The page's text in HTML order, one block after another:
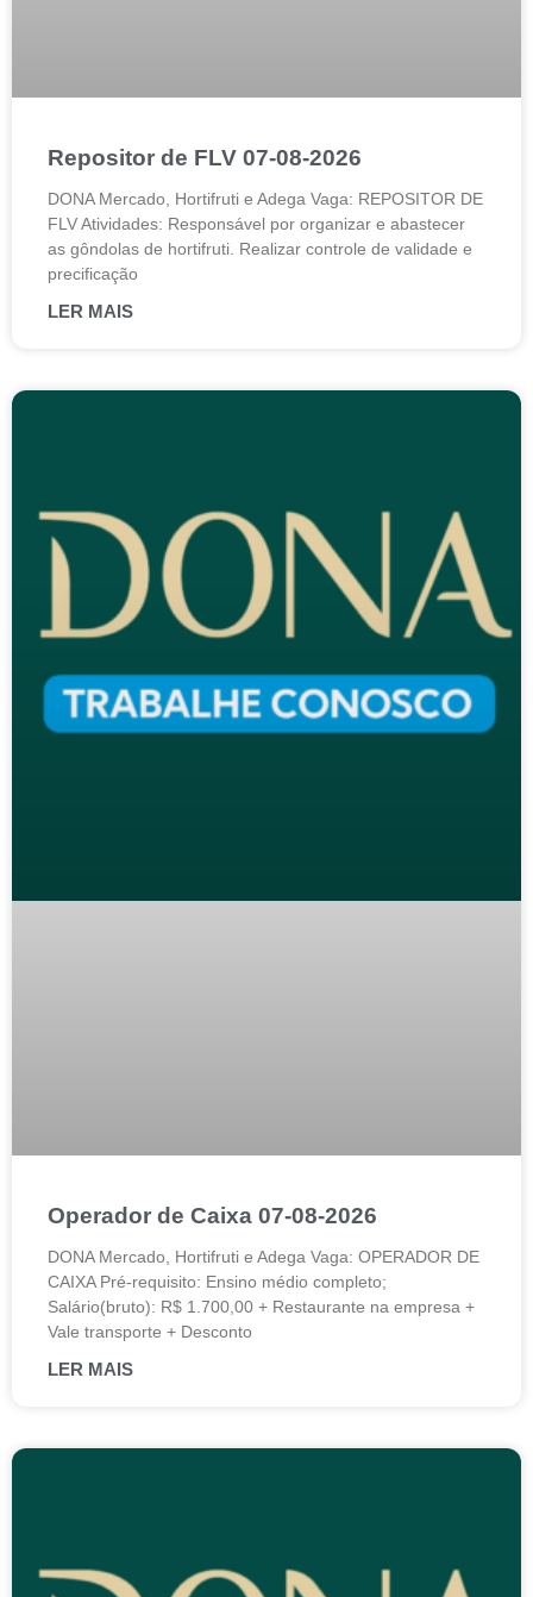
Repositor de FLV 07-08-2026
DONA Mercado, Hortifruti e Adega Vaga: REPOSITOR DE
FLV Atividades: Responsável por organizar e abastecer
as gôndolas de hortifruti. Realizar controle de validade e
precificação
LER MAIS
Operador de Caixa 07-08-2026
DONA Mercado, Hortifruti e Adega Vaga: OPERADOR DE
CAIXA Pré-requisito: Ensino médio completo;
Salário(bruto): R$ 1.700,00 + Restaurante na empresa +
Vale transporte + Desconto
LER MAIS